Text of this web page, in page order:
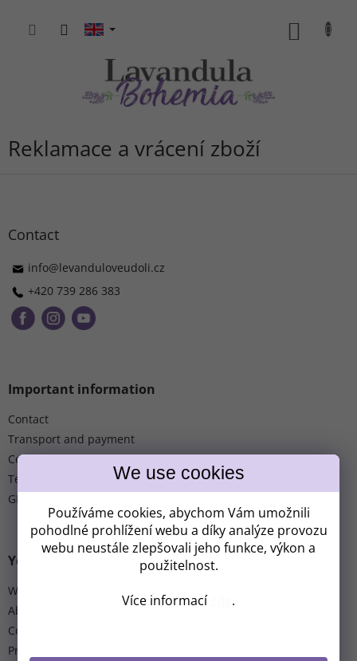
Používáme cookies, abychom Vám umožnili
pohodlné prohlížení webu a díky analýze provozu
webu neustále zlepšovali jeho funkce, výkon a
použitelnost.
Více informací
.
content
Reklamace a vrácení zboží
Contact
info@levanduloveudoli.cz
+420 739 286 383
Important information
Contact
Transport and payment
Certification
Terms and Conditions
GDPR
You might be interested in
We are a year-round complex
About us
Counselling
Press